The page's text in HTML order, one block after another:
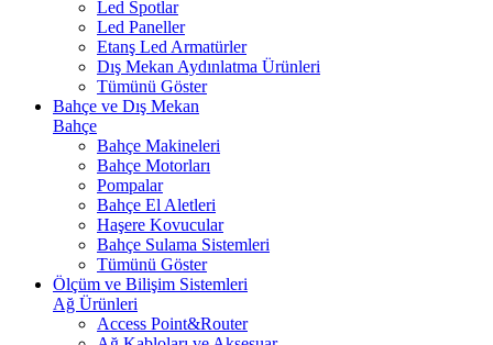
Led Spotlar
Led Paneller
Etanş Led Armatürler
Dış Mekan Aydınlatma Ürünleri
Tümünü Göster
Bahçe ve Dış Mekan
Bahçe
Bahçe Makineleri
Bahçe Motorları
Pompalar
Bahçe El Aletleri
Haşere Kovucular
Bahçe Sulama Sistemleri
Tümünü Göster
Ölçüm ve Bilişim Sistemleri
Ağ Ürünleri
Access Point&Router